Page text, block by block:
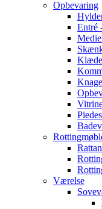
Opbevaring
Entré
Værelse